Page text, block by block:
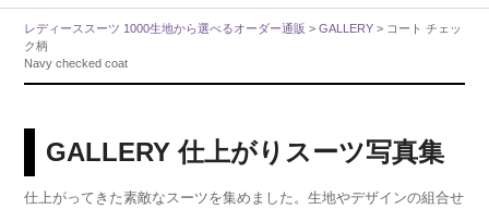
レディーススーツ 1000生地から選べるオーダー通販 >GALLERY > コート チェッ
ク柄
Navy checked coat
GALLERY 仕上がりスーツ写真集
仕上がってきた素敵なスーツを集めました。生地やデザインの組合せ